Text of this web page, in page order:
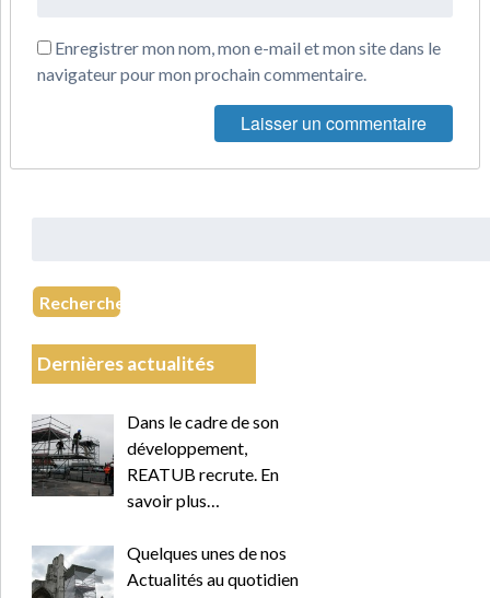
Enregistrer mon nom, mon e-mail et mon site dans le
navigateur pour mon prochain commentaire.
Recherche
Dernières actualités
Dans le cadre de son
développement,
REATUB recrute. En
savoir plus…
Quelques unes de nos
Actualités au quotidien